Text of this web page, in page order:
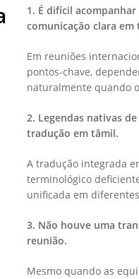
1. É difícil
comunicação clara em
Em reuniões
pontos-chave,
naturalmente quando
2. Legendas nativas
tradução em tâmil.
A tradução integrada
terminológico
unificada em
3. Não houve uma
reunião.
Mesmo quando as